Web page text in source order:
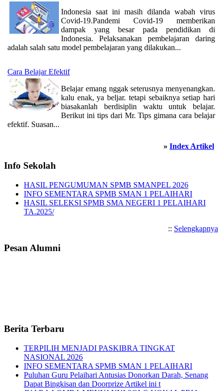
Indonesia saat ini masih dilanda wabah virus
Covid-19.Pandemi Covid-19 memberikan
dampak yang besar pada pendidikan di
Indonesia. Pelaksanakan pembelajaran daring
adalah salah satu model pembelajaran yang dilakukan...
Cara Belajar Efektif
Belajar emang nggak seterusnya menyenangkan.
kalu enak, ya beljar. tetapi sebaiknya setiap hari
biasakanlah berdisiplin waktu untuk belajar.
Berikut ini tips dari Mr. Tips gimana cara belajar
efektif. Suasan...
» Index Artikel
Info Sekolah
HASIL PENGUMUMAN SPMB SMANPEL 2026
INFO SEMENTARA SPMB SMAN 1 PELAIHARI
HASIL SELEKSI SPMB SMA NEGERI 1 PELAIHARI
TA.2025/
:: Selengkapnya
Pesan Alumni
Berita Terbaru
TERPILIH MENJADI PASKIBRA TINGKAT
NASIONAL 2026
INFO SEMENTARA SPMB SMAN 1 PELAIHARI
Puluhan Guru Pelaihari Antusias Donorkan Darah, Senang
Dapat Bingkisan dan Doorprize Artikel ini t